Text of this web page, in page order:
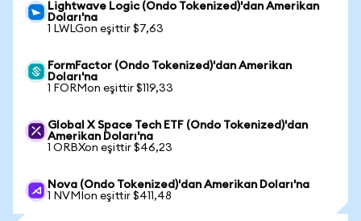
Lightwave Logic (Ondo Tokenized)'dan Amerikan
Doları'na
1 LWLGon eşittir $7,63
FormFactor (Ondo Tokenized)'dan Amerikan
Doları'na
1 FORMon eşittir $119,33
Global X Space Tech ETF (Ondo Tokenized)'dan
Amerikan Doları'na
1 ORBXon eşittir $46,23
Nova (Ondo Tokenized)'dan Amerikan Doları'na
1 NVMIon eşittir $411,48